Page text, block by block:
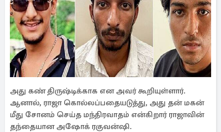
அது கண் திருஷ்டிக்காக என அவர் கூறியுள்ளார்.
ஆனால், ராஜா கொல்லப்பதையடுத்து, அது தன் மகன்
மீது சோனம் செய்த மந்திரவாதம் என்கிறார் ராஜாவின்
தந்தையான அஷோக் ரகுவன்ஷி.